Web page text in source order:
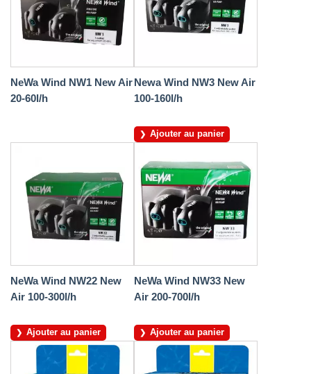
NeWa Wind NW1 New Air
20-60l/h
Newa Wind NW3 New Air
100-160l/h
Ajouter au panier
NeWa Wind NW22 New
Air 100-300l/h
Ajouter au panier
NeWa Wind NW33 New
Air 200-700l/h
Ajouter au panier